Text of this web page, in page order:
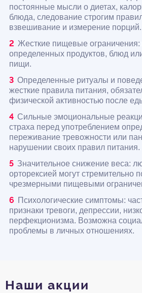
постоянные мысли о диетах,
блюда, следование строгим
взвешивание и измерение порций.
Жесткие пищевые ограничения:
определенных продуктов, блюд
пищи.
Определенные ритуалы и
жесткие правила питания,
физической активностью после
Сильные эмоциональные
страха перед употреблением
переживание тревожности или
нарушении своих правил питания.
Значительное снижение веса:
орторексией могут стремительно
чрезмерными пищевыми
Психологические симптомы:
признаки тревоги, депрессии,
перфекционизма. Возможна
проблемы в личных отношениях.
Наши акции